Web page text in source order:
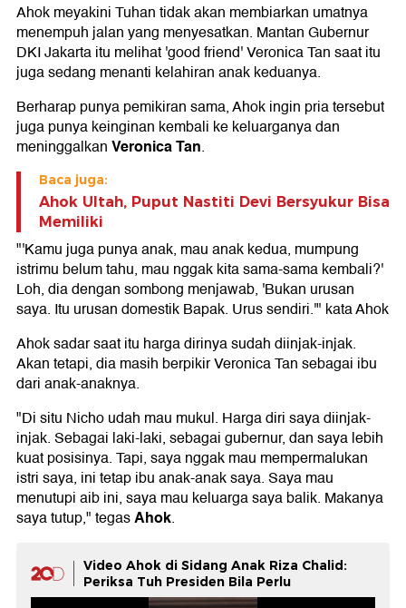
Ahok meyakini Tuhan tidak akan membiarkan umatnya
menempuh jalan yang menyesatkan. Mantan Gubernur
DKI Jakarta itu melihat 'good friend' Veronica Tan saat itu
juga sedang menanti kelahiran anak keduanya.
Berharap punya pemikiran sama, Ahok ingin pria tersebut
juga punya keinginan kembali ke keluarganya dan
meninggalkanVeronica Tan.
Baca juga:
Ahok Ultah, Puput Nastiti Devi Bersyukur Bisa
Memiliki
"'Kamu juga punya anak, mau anak kedua, mumpung
istrimu belum tahu, mau nggak kita sama-sama kembali?'
Loh, dia dengan sombong menjawab, 'Bukan urusan
saya. Itu urusan domestik Bapak. Urus sendiri.'" kata Ahok
Ahok sadar saat itu harga dirinya sudah diinjak-injak.
Akan tetapi, dia masih berpikir Veronica Tan sebagai ibu
dari anak-anaknya.
"Di situ Nicho udah mau mukul. Harga diri saya diinjak-
injak. Sebagai laki-laki, sebagai gubernur, dan saya lebih
kuat posisinya. Tapi, saya nggak mau mempermalukan
istri saya, ini tetap ibu anak-anak saya. Saya mau
menutupi aib ini, saya mau keluarga saya balik. Makanya
saya tutup," tegasAhok.
Video Ahok di Sidang Anak Riza Chalid:
Periksa Tuh Presiden Bila Perlu